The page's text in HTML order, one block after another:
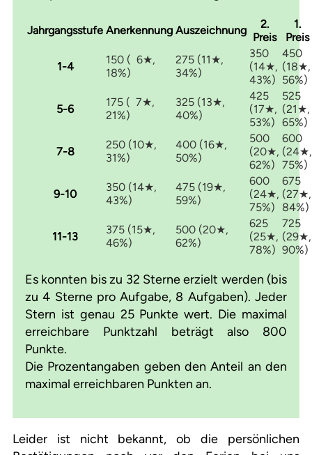
Jahrgangsstufe Anerkennung Auszeichnung
2.
Preis
1.
Preis
1-4
150 ( 6★,
18%)
275 (11★,
34%)
350
(14★,
43%)
450
(18★,
56%)
5-6
175 ( 7★,
21%)
325 (13★,
40%)
425
(17★,
53%)
525
(21★,
65%)
7-8
250 (10★,
31%)
400 (16★,
50%)
500
(20★,
62%)
600
(24★,
75%)
9-10
350 (14★,
43%)
475 (19★,
59%)
600
(24★,
75%)
675
(27★,
84%)
11-13
375 (15★,
46%)
500 (20★,
62%)
625
(25★,
78%)
725
(29★,
90%)
Es konnten bis zu 32 Sterne erzielt werden (bis
zu 4 Sterne pro Aufgabe, 8 Aufgaben). Jeder
Stern ist genau 25 Punkte wert. Die maximal
erreichbare Punktzahl beträgt also 800
Punkte.
Die Prozentangaben geben den Anteil an den
maximal erreichbaren Punkten an.
Leider ist nicht bekannt, ob die persönlichen